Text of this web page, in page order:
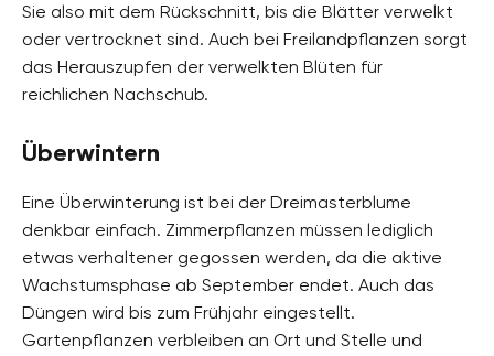
Sie also mit dem Rückschnitt, bis die Blätter verwelkt
oder vertrocknet sind. Auch bei Freilandpflanzen sorgt
das Herauszupfen der verwelkten Blüten für
reichlichen Nachschub.
Überwintern
Eine Überwinterung ist bei der Dreimasterblume
denkbar einfach. Zimmerpflanzen müssen lediglich
etwas verhaltener gegossen werden, da die aktive
Wachstumsphase ab September endet. Auch das
Düngen wird bis zum Frühjahr eingestellt.
Gartenpflanzen verbleiben an Ort und Stelle und